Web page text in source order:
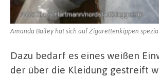
Amanda Bailey hat sich auf Zigarettenkippen
Dazu bedarf es eines weißen
der über die Kleidung gestreift